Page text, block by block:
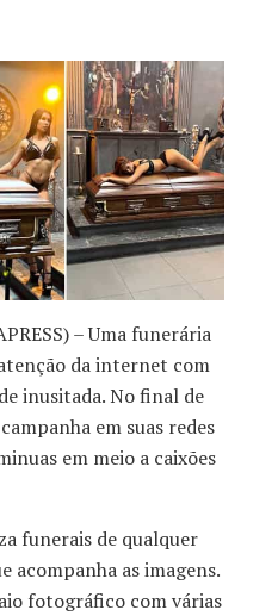
– Uma funerária
da internet com
inusitada. No final de
em suas redes
em meio a caixões
funerais de qualquer
acompanha as imagens.
fotográfico com várias